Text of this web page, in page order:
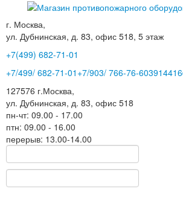
г. Москва,
ул. Дубнинская, д. 83, офис 518, 5 этаж
+7(499) 682-71-01
+7/499/ 682-71-01 +7/903/ 766-76-60
127576 г.Москва,
ул. Дубнинская, д. 83, офис 518
пн-чт: 09.00 - 17.00
птн: 09.00 - 16.00
перерыв: 13.00-14.00